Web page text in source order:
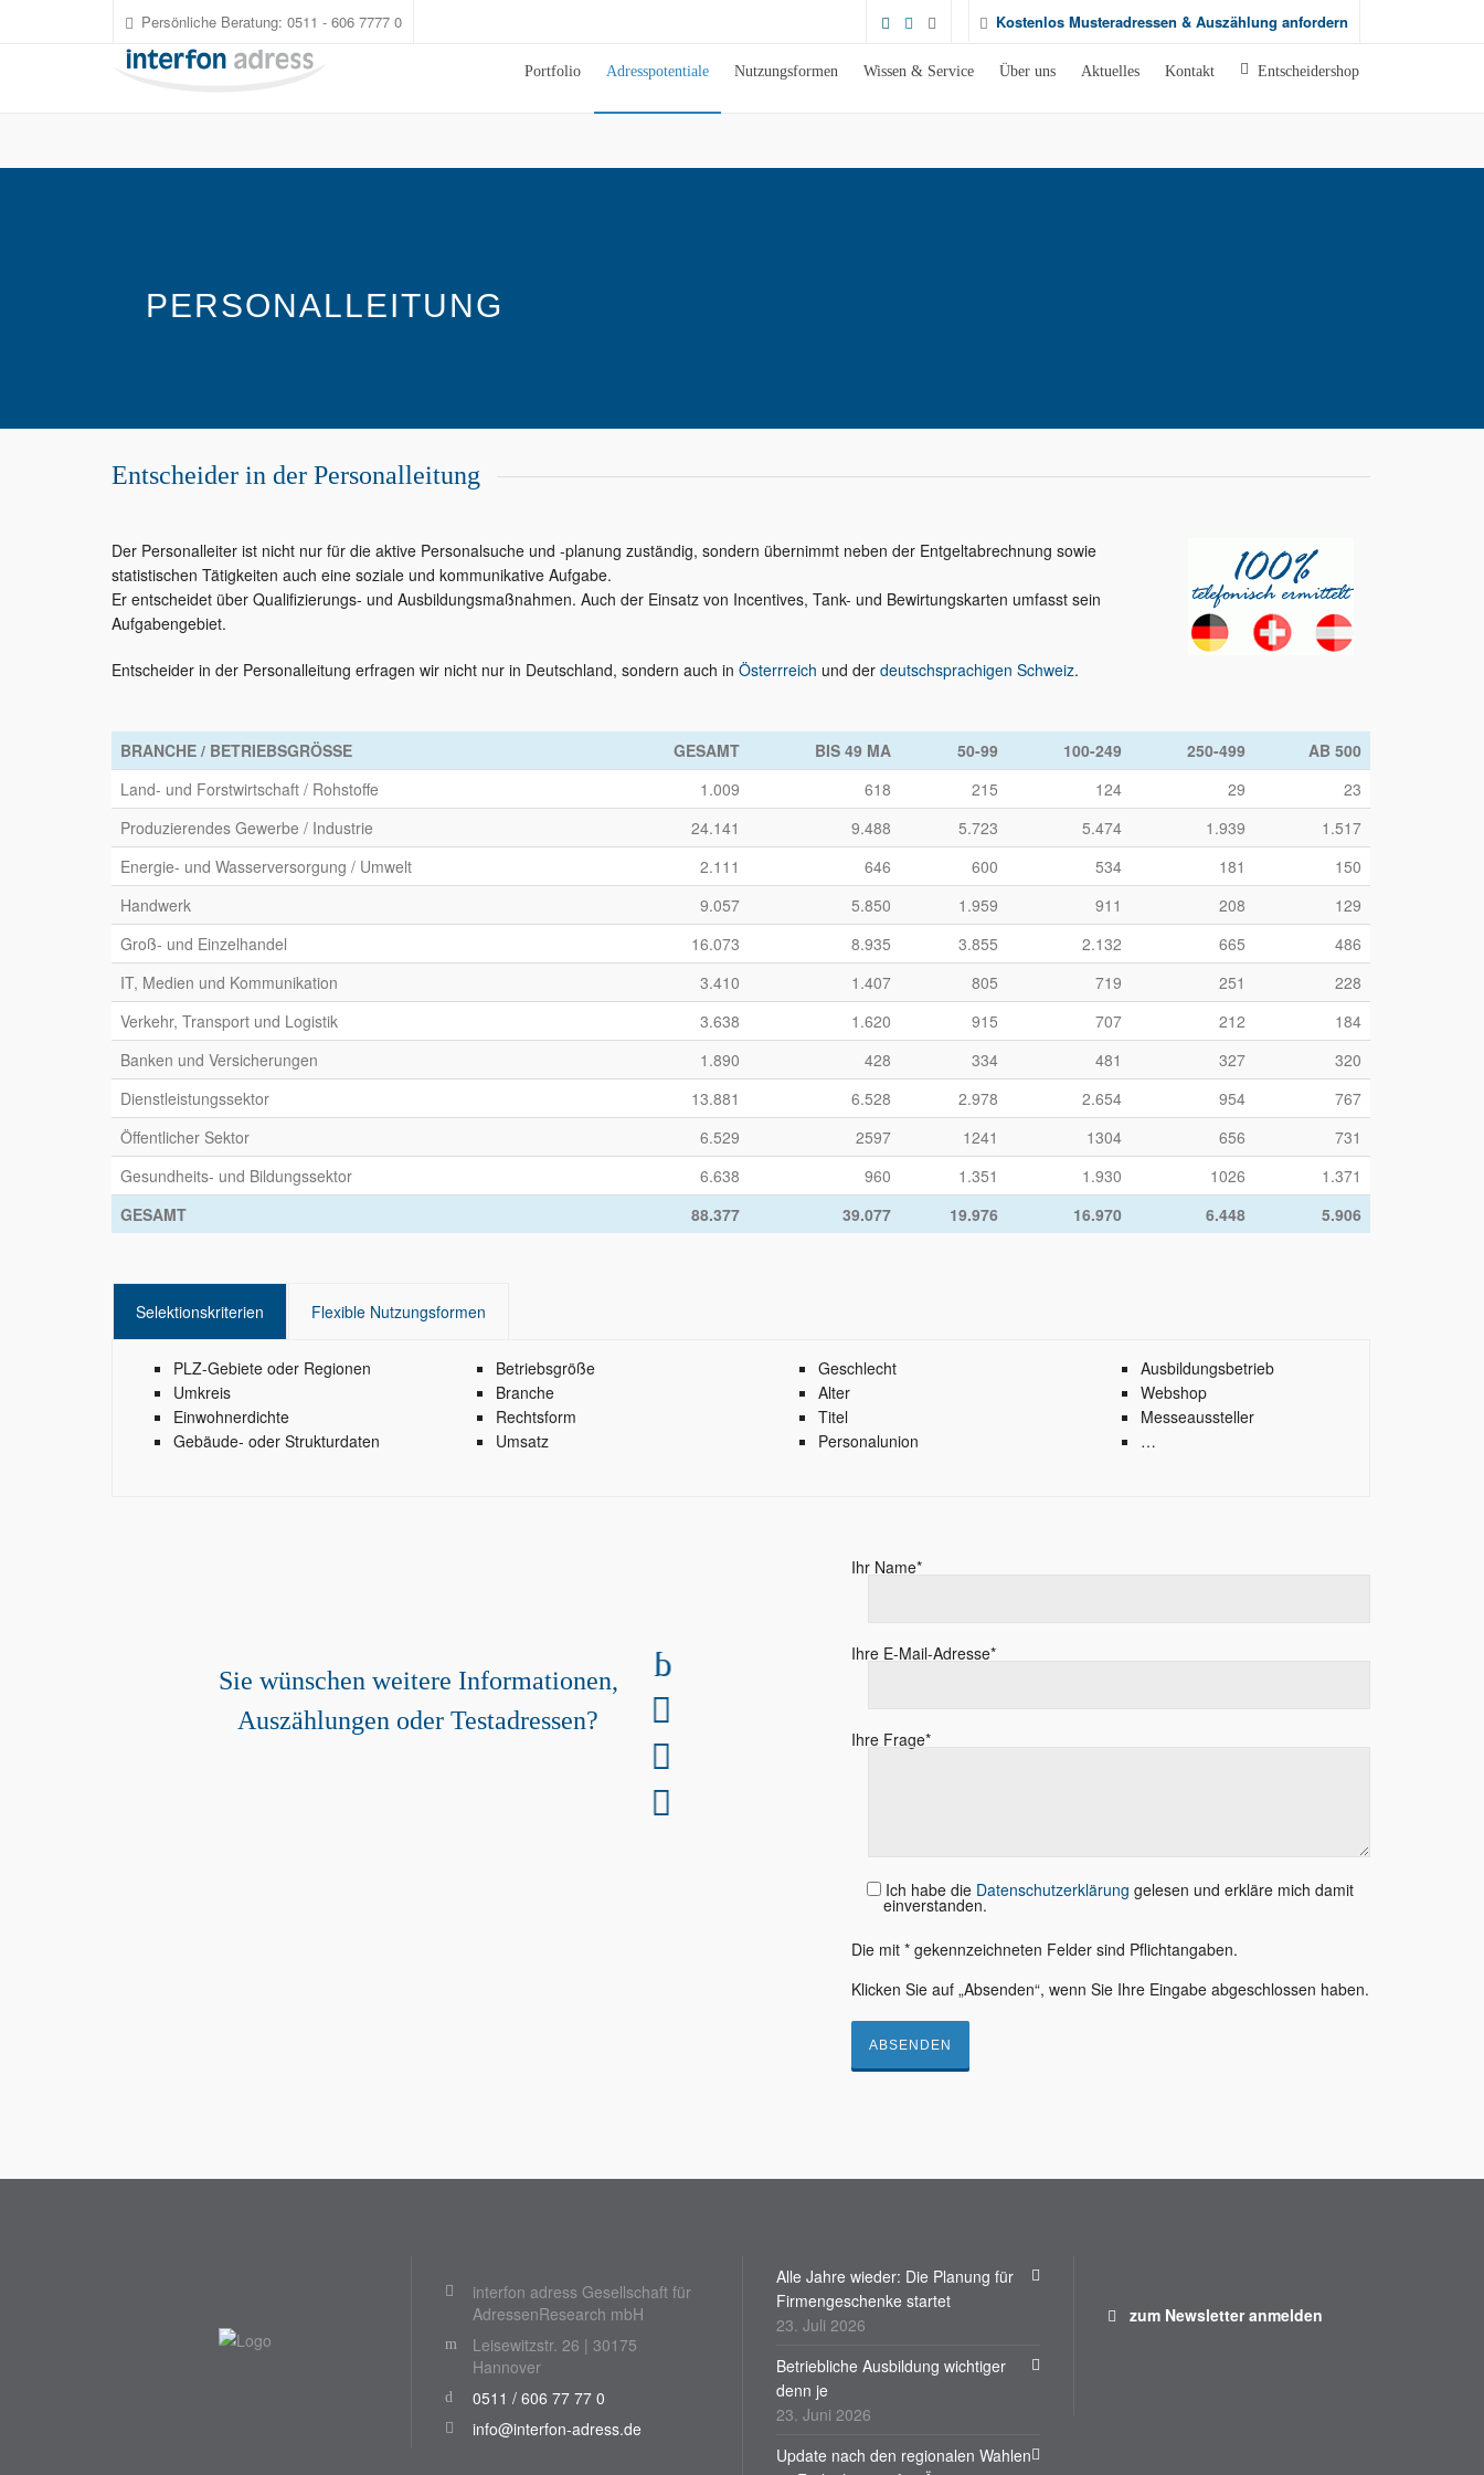
Persönliche Beratung: 0511 - 606 7777 0 Kostenlos Musteradressen & Auszählung anfordern
Portfolio Adresspotentiale Nutzungsformen Wissen & Service Über uns Aktuelles Kontakt Entscheidershop
PERSONALLEITUNG
Entscheider in der Personalleitung
Der Personalleiter ist nicht nur für die aktive Personalsuche und -planung zuständig, sondern übernimmt neben der Entgeltabrechnung sowie
statistischen Tätigkeiten auch eine soziale und kommunikative Aufgabe.
Er entscheidet über Qualifizierungs- und Ausbildungsmaßnahmen. Auch der Einsatz von Incentives, Tank- und Bewirtungskarten umfasst sein
Aufgabengebiet.
Entscheider in der Personalleitung erfragen wir nicht nur in Deutschland, sondern auch in Österrreich und der deutschsprachigen Schweiz.
BRANCHE / BETRIEBSGRÖSSE GESAMT BIS 49 MA 50-99 100-249 250-499 AB 500
GESAMT 88.377 39.077 19.976 16.970 6.448 5.906
Land- und Forstwirtschaft / Rohstoffe 1.009 618 215 124 29
23
Produzierendes Gewerbe / Industrie
24.141 9.488 5.723 5.474 1.939
1.517
Energie- und Wasserversorgung / Umwelt
2.111 646 600 534 181
150
Handwerk
9.057 5.850 1.959 911 208
129
Groß- und Einzelhandel
16.073 8.935 3.855 2.132 665
486
IT, Medien und Kommunikation
3.410 1.407 805 719 251
228
Verkehr, Transport und Logistik
3.638 1.620 915 707 212
184
Banken und Versicherungen
1.890 428 334 481 327
320
Dienstleistungssektor
13.881 6.528 2.978 2.654 954
767
Öffentlicher Sektor
6.529 2597 1241 1304 656
731
Gesundheits- und Bildungssektor
6.638 960 1.351 1.930 1026 1.371
Selektionskriterien Flexible Nutzungsformen
PLZ-Gebiete oder Regionen
Umkreis
Einwohnerdichte
Gebäude- oder Strukturdaten
Betriebsgröße
Branche
Rechtsform
Umsatz
Geschlecht
Alter
Titel
Personalunion
Ausbildungsbetrieb
Webshop
Messeaussteller
…
Sie wünschen weitere Informationen,
Auszählungen oder Testadressen?
Ihr Name*
Ihre E-Mail-Adresse*
Ihre Frage*
Ich habe die Datenschutzerklärung gelesen und erkläre mich damit
einverstanden.
Die mit * gekennzeichneten Felder sind Pflichtangaben.
Klicken Sie auf „Absenden“, wenn Sie Ihre Eingabe abgeschlossen haben.
interfon adress Gesellschaft für
AdressenResearch mbH
Leisewitzstr. 26 | 30175
Hannover
0511 / 606 77 77 0
info@interfon-adress.de
Alle Jahre wieder: Die Planung für
Firmengeschenke startet
23. Juli 2026
Betriebliche Ausbildung wichtiger
denn je
23. Juni 2026
Update nach den regionalen Wahlen
zum Newsletter anmelden